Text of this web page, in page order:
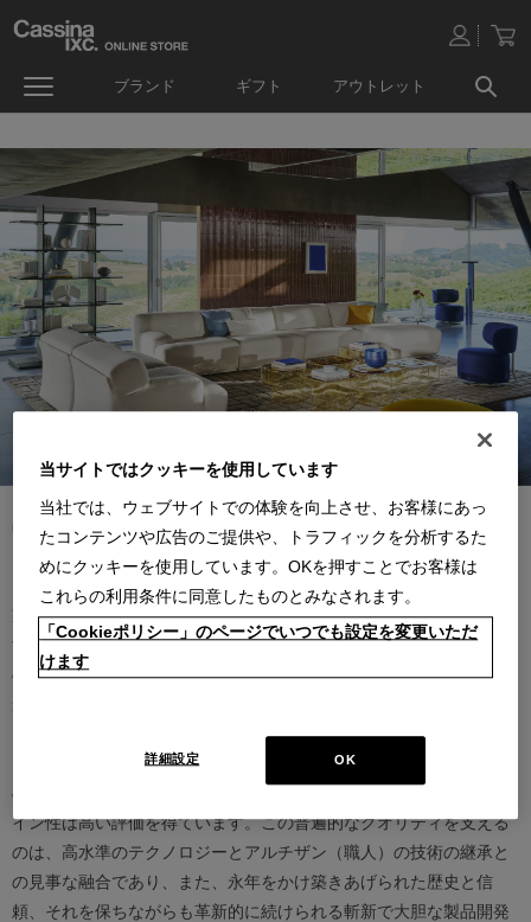
ブランド ギフト アウトレット
カッシーナは創業以来、インテリアの未来をデザインし続けてきた
家具業界では数少ないリーディングブランドとして知られていま
す。17世紀、イタリアで誕生したカッシーナは、教会の木製チェア
の製造に始まり、その後豪華客船の内装などを手掛け、技術力を確
ト・カッシーナによってカッシーナ社が設立されると、5０年代には
モダンファーニチャーの分野へと転身、その後多くの製品が世界中
の最も重要な美術館にコレクションされるなど、その完成度とデザ
イン性は高い評価を得ています。この普遍的なクオリティを支える
のは、高水準のテクノロジーとアルチザン（職人）の技術の継承と
の見事な融合であり、また、永年をかけ築きあげられた歴史と信
頼、それを保ちながらも革新的に続けられる斬新で大胆な製品開発
当サイトではクッキーを使用しています
当社では、ウェブサイトでの体験を向上させ、お客様にあっ
たコンテンツや広告のご提供や、トラフィックを分析するた
めにクッキーを使用しています。OKを押すことでお客様は
これらの利用条件に同意したものとみなされます。
「Cookieポリシー」のページでいつでも設定を変更いただ
けます
OK
詳細設定